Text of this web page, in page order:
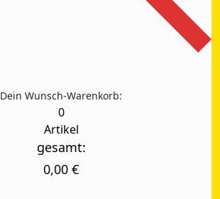
Dein Wunsch-Warenkorb:
0
Artikel
gesamt:
0,00 €